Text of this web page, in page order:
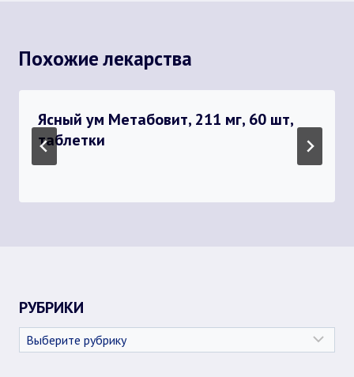
Похожие лекарства
Ясный ум Метабовит, 211 мг, 60 шт,
таблетки
РУБРИКИ
Рубрики